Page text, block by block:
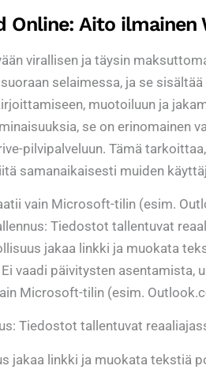
Online: Aito ilmainen
virallisen ja täysin
selaimessa, ja se
muotoiluun ja
se on erinomainen
pilvipalveluun. Tämä
samanaikaisesti muiden
vain Microsoft-tilin (esim.
Tiedostot tallentuvat
jakaa linkki ja muokata
vaadi päivitysten
Microsoft-tilin (esim.
Tiedostot tallentuvat
jakaa linkki ja muokata tekstiä